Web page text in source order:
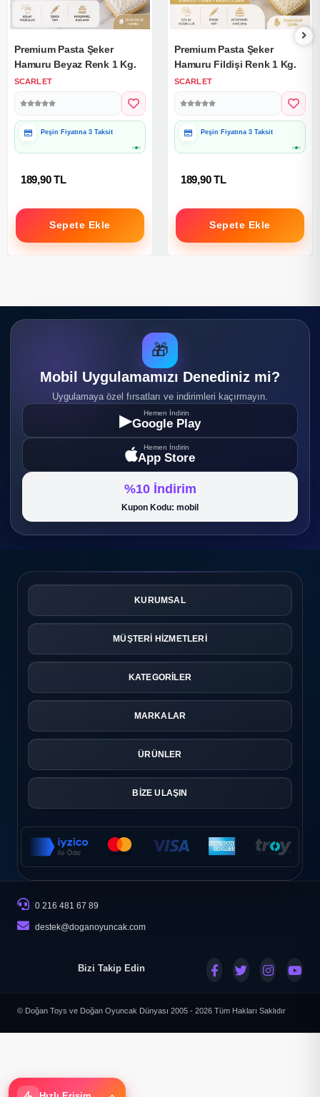
Premium Pasta Şeker
Hamuru Beyaz Renk 1 Kg.
SCARLET
Peşin Fiyatına 3 Taksit
189,90 TL
Sepete Ekle
Premium Pasta Şeker
Hamuru Fildişi Renk 1 Kg.
SCARLET
Peşin Fiyatına 3 Taksit
189,90 TL
Sepete Ekle
🎁
Mobil Uygulamamızı Denediniz mi?
Uygulamaya özel fırsatları ve indirimleri kaçırmayın.
▶ Hemen İndirin
Google Play
Hemen İndirin
App Store
%10 İndirim
Kupon Kodu: mobil
KURUMSAL
MÜŞTERİ HİZMETLERİ
KATEGORİLER
MARKALAR
ÜRÜNLER
BİZE ULAŞIN
0 216 481 67 89
destek@doganoyuncak.com
Bizi Takip Edin
© Doğan Toys ve Doğan Oyuncak Dünyası 2005 - 2026 Tüm Hakları Saklıdır